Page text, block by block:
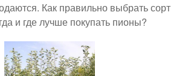
Как правильно выбрать сорт
и где лучше покупать пионы?